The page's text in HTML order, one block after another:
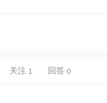
关注 回答